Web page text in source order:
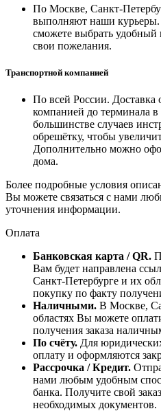
По Москве, Санкт-
выполняют наши
сможете выбрать удобный
свои пожелания.
Транспортной компанией
По всей России. Доставка
компанией до терминала
большинстве случаев
обрешётку, чтобы
Дополнительно можно
дома.
Более подробные условия
Вы можете связаться с нами
уточнения информации.
Оплата
Банковская карта / QR.
Вам будет направлена
Санкт-Петербурге и их
покупку по факту
Наличными. В Москве,
областях Вы можете
получения заказа
По счёту. Для
оплату и оформляются
Рассрочка / Кредит.
нами любым удобным
банка. Получите свой
необходимых документов.